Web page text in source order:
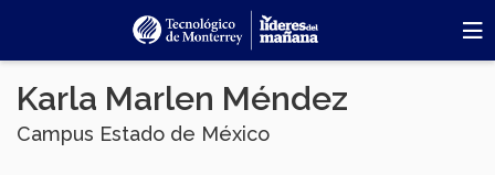
Karla Marlen Méndez
Campus Estado de México